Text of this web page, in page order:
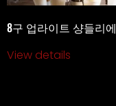
8구 업라이트 샹들리에
View details